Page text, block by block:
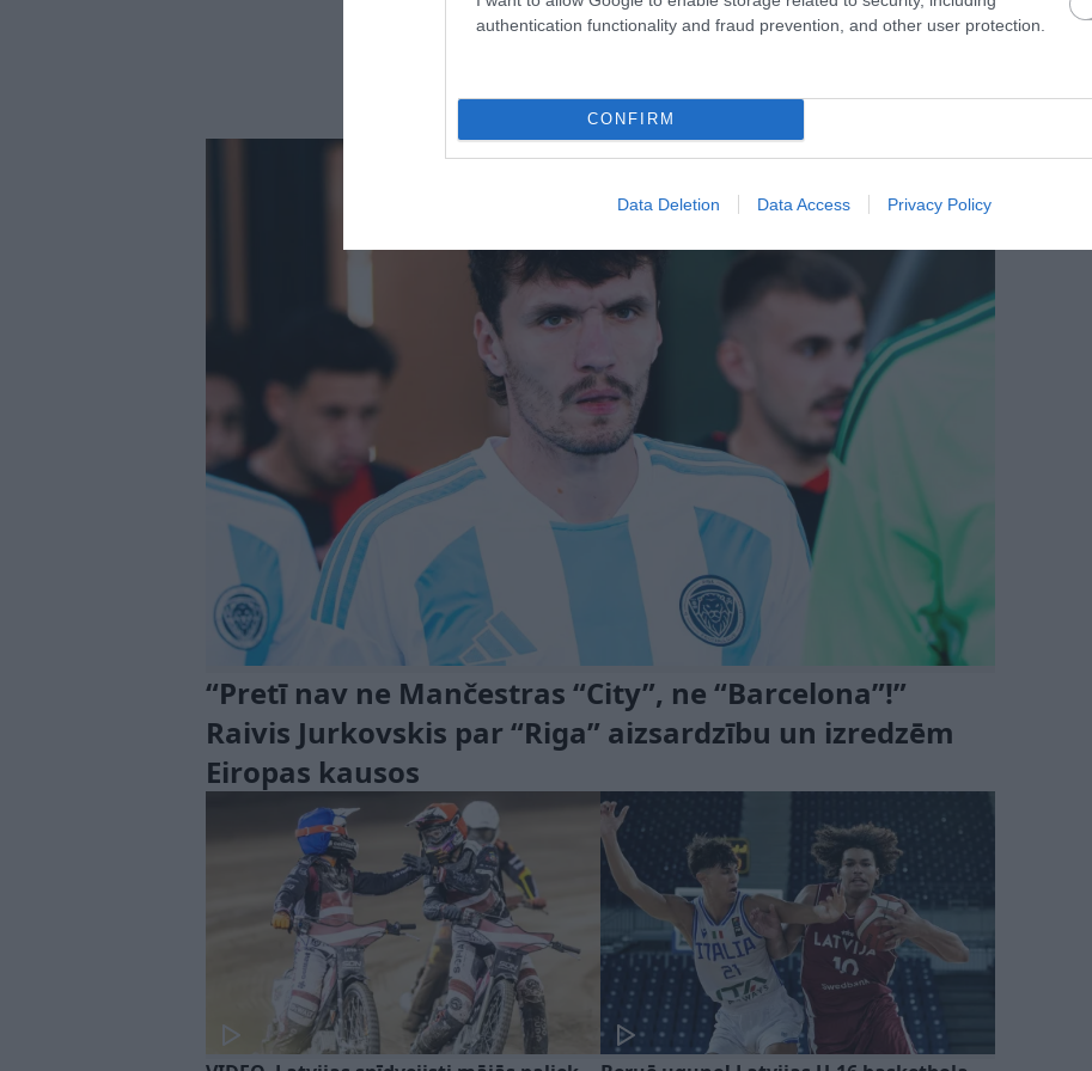
authentication functionality and fraud prevention, and other user protection.
CONFIRM
Data Deletion Data Access Privacy Policy
“Pretī nav ne Mančestras “City”, ne “Barcelona”!”
Raivis Jurkovskis par “Riga” aizsardzību un izredzēm
Eiropas kausos